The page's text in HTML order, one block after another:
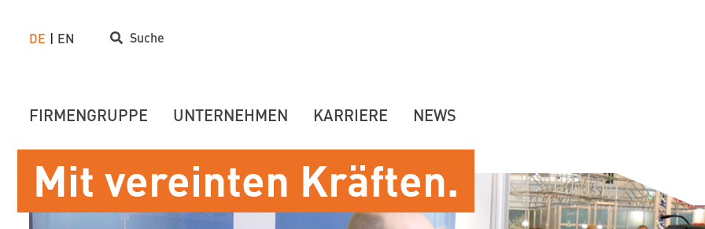
Mit vereinten Kräften.
DE EN Suche
FIRMENGRUPPE UNTERNEHMEN KARRIERE NEWS